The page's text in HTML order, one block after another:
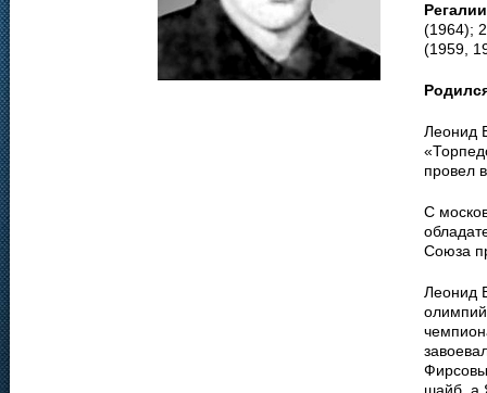
(1964);
(1959,
Леонид
провел
С
Союза
Леонид